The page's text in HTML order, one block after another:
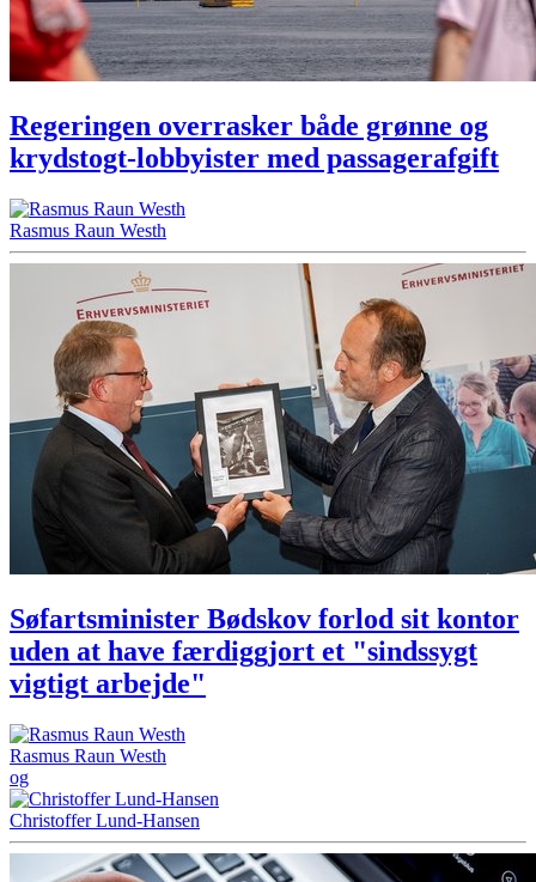
Regeringen overrasker både grønne og
krydstogt-lobbyister med passagerafgift
Rasmus Raun Westh
Søfartsminister Bødskov forlod sit kontor
uden at have færdiggjort et "sindssygt
vigtigt arbejde"
Rasmus Raun Westh
og
Christoffer Lund-Hansen